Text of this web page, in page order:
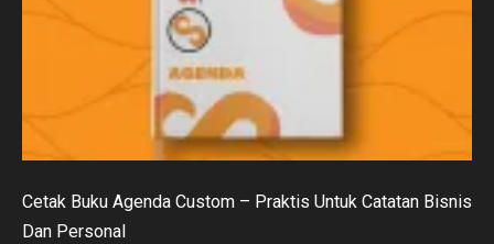
Cetak Buku Agenda Custom – Praktis Untuk Catatan Bisnis
Dan Personal